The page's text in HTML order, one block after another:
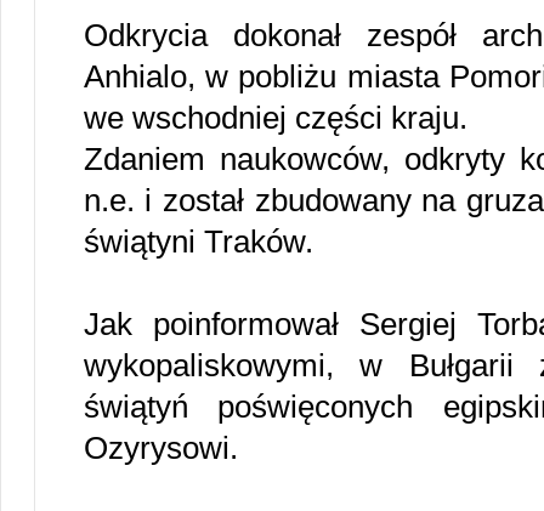
Odkrycia dokonał zespół
Anhialo, w pobliżu miasta
we wschodniej części kraju.
Zdaniem naukowców, odkryty
n.e. i został zbudowany na
świątyni Traków.
Jak poinformował Sergiej
wykopaliskowymi, w
świątyń poświęconych
Ozyrysowi.